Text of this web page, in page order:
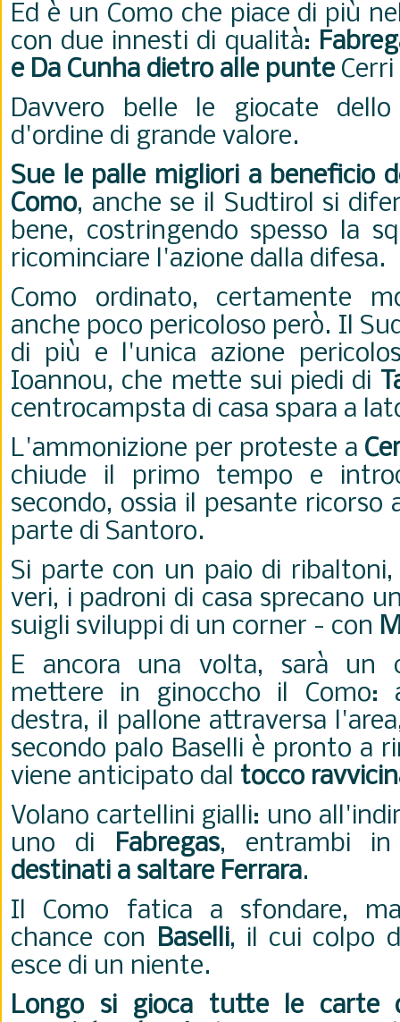
Ed è un Como che piace di più
con due innesti di qualità:
e Da Cunha dietro alle punteCerri
Davvero belle le giocate
d'ordine di grande valore.
Sue le palle migliori a beneficio
Como, anche se il Sudtirol si
bene, costringendo spesso la
ricominciare l'azione dalla difesa.
Como ordinato, certamente
anche poco pericoloso però. Il
di più e l'unica azione
Ioannou, che mette sui piedi di
centrocampsta di casa spara a
L'ammonizione per proteste a
chiude il primo tempo e
secondo, ossia il pesante ricorso
parte di Santoro.
Si parte con un paio di ribaltoni,
veri, i padroni di casa sprecano
suigli sviluppi di un corner - con
E ancora una volta, sarà un
mettere in ginoccho il Como:
destra, il pallone attraversa
secondo palo Baselli è pronto a
viene anticipato dal tocco
Volano cartellini gialli: uno
uno di Fabregas, entrambi
destinati a saltare Ferrara.
Il Como fatica a sfondare,
chance con Baselli, il cui colpo
esce di un niente.
Longo si gioca tutte le carte